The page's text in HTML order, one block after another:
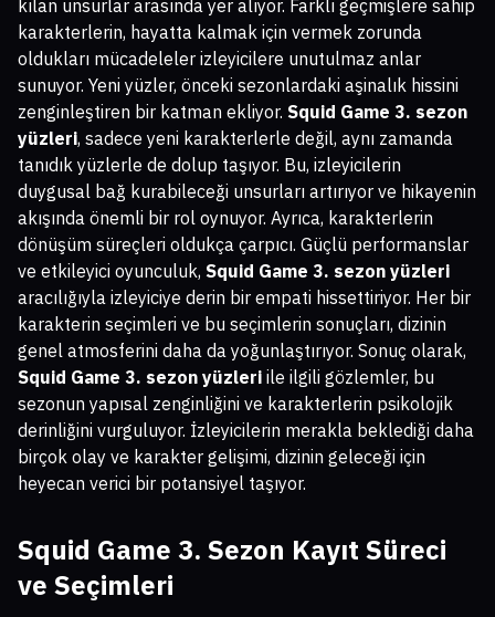
kılan unsurlar arasında yer alıyor. Farklı geçmişlere sahip
karakterlerin, hayatta kalmak için vermek zorunda
oldukları mücadeleler izleyicilere unutulmaz anlar
sunuyor. Yeni yüzler, önceki sezonlardaki aşinalık hissini
zenginleştiren bir katman ekliyor. Squid Game 3. sezon
yüzleri, sadece yeni karakterlerle değil, aynı zamanda
tanıdık yüzlerle de dolup taşıyor. Bu, izleyicilerin
duygusal bağ kurabileceği unsurları artırıyor ve hikayenin
akışında önemli bir rol oynuyor. Ayrıca, karakterlerin
dönüşüm süreçleri oldukça çarpıcı. Güçlü performanslar
ve etkileyici oyunculuk, Squid Game 3. sezon yüzleri
aracılığıyla izleyiciye derin bir empati hissettiriyor. Her bir
karakterin seçimleri ve bu seçimlerin sonuçları, dizinin
genel atmosferini daha da yoğunlaştırıyor. Sonuç olarak,
Squid Game 3. sezon yüzleri ile ilgili gözlemler, bu
sezonun yapısal zenginliğini ve karakterlerin psikolojik
derinliğini vurguluyor. İzleyicilerin merakla beklediği daha
birçok olay ve karakter gelişimi, dizinin geleceği için
heyecan verici bir potansiyel taşıyor.
Squid Game 3. Sezon Kayıt Süreci
ve Seçimleri